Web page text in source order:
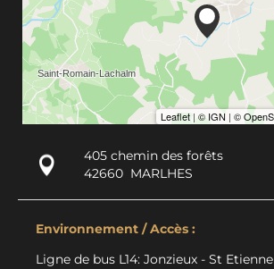
405 chemin des forêts
42660 MARLHES
Environnement / Accès :
Ligne de bus L14: Jonzieux - St Etienne